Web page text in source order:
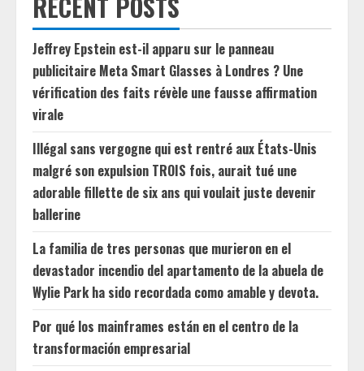
Jeffrey Epstein est-il apparu sur le panneau
publicitaire Meta Smart Glasses à Londres ? Une
vérification des faits révèle une fausse affirmation
virale
Illégal sans vergogne qui est rentré aux États-Unis
malgré son expulsion TROIS fois, aurait tué une
adorable fillette de six ans qui voulait juste devenir
ballerine
La familia de tres personas que murieron en el
devastador incendio del apartamento de la abuela de
Wylie Park ha sido recordada como amable y devota.
Por qué los mainframes están en el centro de la
transformación empresarial